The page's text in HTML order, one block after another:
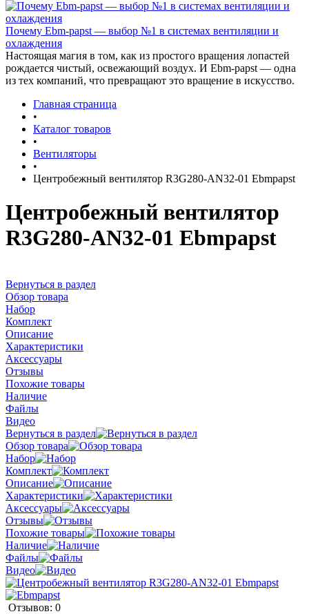
Почему Ebm-papst — выбор №1 в системах вентиляции и
охлаждения
Настоящая магия в том, как из простого вращения лопастей
рождается чистый, освежающий воздух. И Ebm-papst — одна
из тех компаний, что превращают это вращение в искусство.
Главная страница
•
Каталог товаров
•
Вентиляторы
•
Центробежный вентилятор R3G280-AN32-01 Ebmpapst
Центробежный вентилятор
R3G280-AN32-01 Ebmpapst
Вернуться в раздел
Обзор товара
Набор
Комплект
Описание
Характеристики
Аксессуары
Отзывы
Похожие товары
Наличие
Файлы
Видео
Вернуться в раздел
Обзор товара
Набор
Комплект
Описание
Характеристики
Аксессуары
Отзывы
Похожие товары
Наличие
Файлы
Видео
Отзывов: 0